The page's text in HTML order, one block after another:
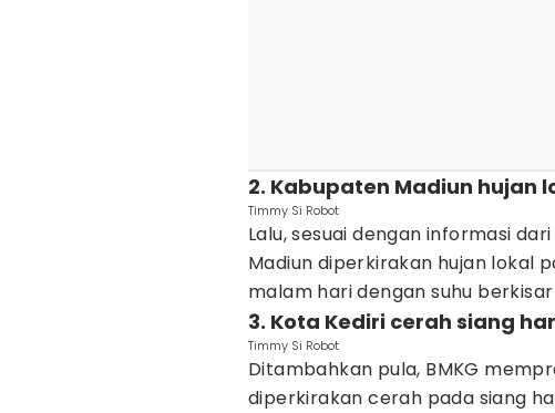
2. Kabupaten Madiun hujan
Timmy Si Robot
Lalu, sesuai dengan informasi
Madiun diperkirakan hujan lokal
malam hari dengan suhu
3. Kota Kediri cerah siang
Timmy Si Robot
Ditambahkan pula, BMKG
diperkirakan cerah pada siang